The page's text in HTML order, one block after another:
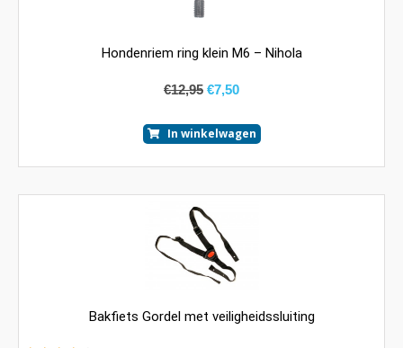
Hondenriem ring klein M6 – Nihola
€12,95 €7,50
In winkelwagen
Bakfiets Gordel met veiligheidssluiting